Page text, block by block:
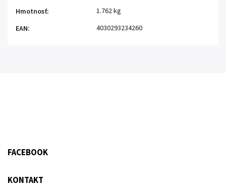
Hmotnosť:
1.762 kg
EAN: 4030293234260
FACEBOOK
KONTAKT